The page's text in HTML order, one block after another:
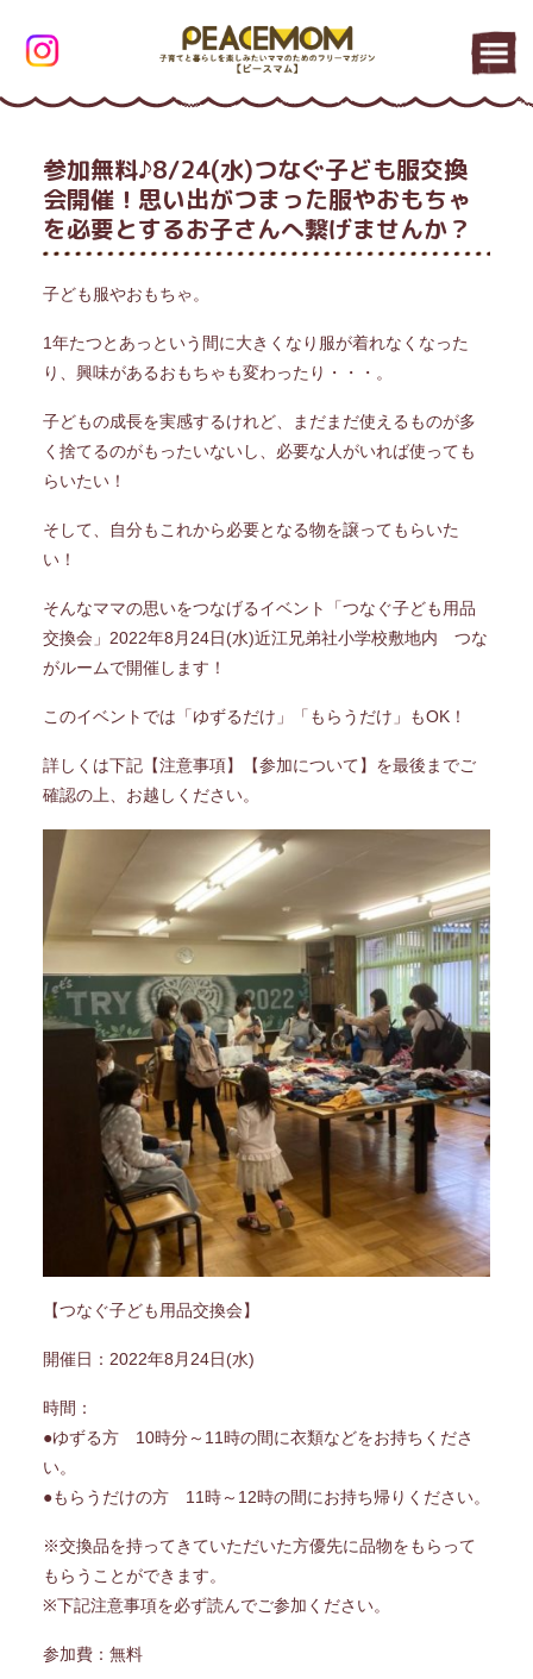
参加無料♪8/24(水)つなぐ子ども服交換
会開催！思い出がつまった服やおもちゃ
を必要とするお子さんへ繋げませんか？
子ども服やおもちゃ。
1年たつとあっという間に大きくなり服が着れなくなった
り、興味があるおもちゃも変わったり・・・。
子どもの成長を実感するけれど、まだまだ使えるものが多
く捨てるのがもったいないし、必要な人がいれば使っても
らいたい！
そして、自分もこれから必要となる物を譲ってもらいた
い！
そんなママの思いをつなげるイベント「つなぐ子ども用品
交換会」2022年8月24日(水)近江兄弟社小学校敷地内 つな
がルームで開催します！
このイベントでは「ゆずるだけ」「もらうだけ」もOK！
詳しくは下記【注意事項】【参加について】を最後までご
確認の上、お越しください。
【つなぐ子ども用品交換会】
開催日：2022年8月24日(水)
時間：
●ゆずる方 10時分～11時の間に衣類などをお持ちくださ
い。
●もらうだけの方 11時～12時の間にお持ち帰りください。
※交換品を持ってきていただいた方優先に品物をもらって
もらうことができます。
※下記注意事項を必ず読んでご参加ください。
参加費：無料